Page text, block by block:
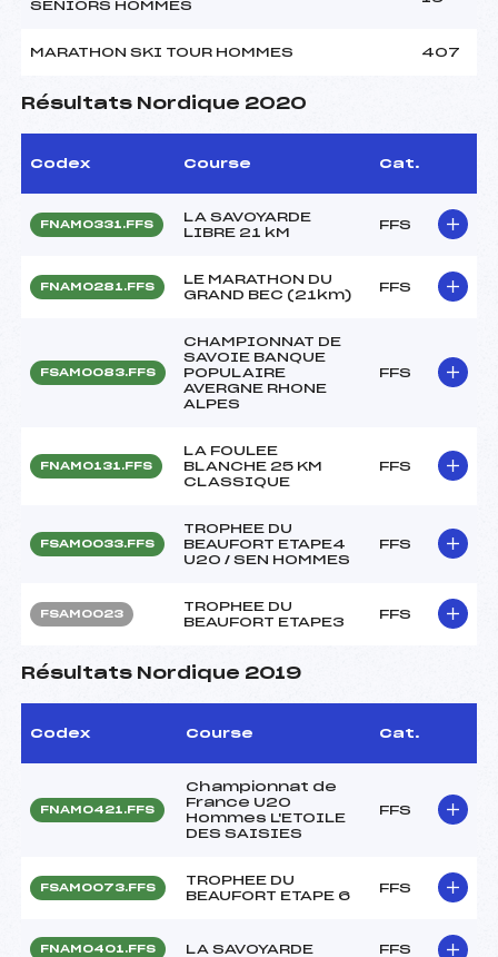
SENIORS HOMMES
MARATHON SKI TOUR HOMMES 407
Résultats Nordique 2020
Codex Course Cat.
FNAM0331.FFS
LA SAVOYARDE
LIBRE 21 kM
FFS
FNAM0281.FFS
LE MARATHON DU
GRAND BEC (21km)
FFS
FSAM0083.FFS
CHAMPIONNAT DE
SAVOIE BANQUE
POPULAIRE
AVERGNE RHONE
ALPES
FFS
FNAM0131.FFS
LA FOULEE
BLANCHE 25 KM
CLASSIQUE
FFS
FSAM0033.FFS
TROPHEE DU
BEAUFORT ETAPE4
U20 / SEN HOMMES
FFS
FSAM0023
TROPHEE DU
BEAUFORT ETAPE3
FFS
Résultats Nordique 2019
Codex Course Cat.
FNAM0421.FFS
Championnat de
France U20
Hommes L'ETOILE
DES SAISIES
FFS
FSAM0073.FFS
TROPHEE DU
BEAUFORT ETAPE 6
FFS
FNAM0401.FFS LA SAVOYARDE FFS